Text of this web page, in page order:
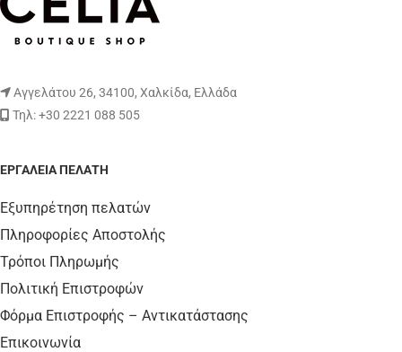
Αγγελάτου 26, 34100, Χαλκίδα, Ελλάδα
Τηλ: +30 2221 088 505
ΕΡΓΑΛΕΊΑ ΠΕΛΆΤΗ
Εξυπηρέτηση πελατών
Πληροφορίες Αποστολής
Τρόποι Πληρωμής
Πολιτική Επιστροφών
Φόρμα Επιστροφής – Αντικατάστασης
Επικοινωνία